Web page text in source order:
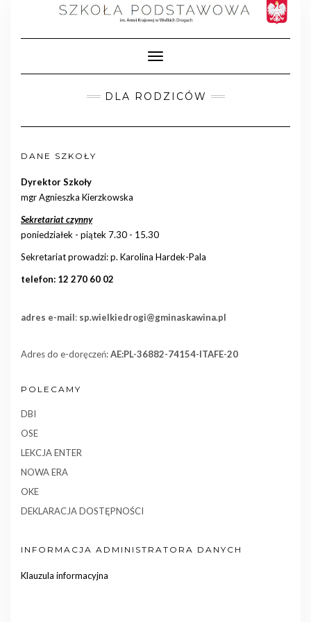
Toggle Navigation
DLA RODZICÓW
DANE SZKOŁY
Dyrektor Szkoły
mgr Agnieszka Kierzkowska
Sekretariat czynny
poniedziałek - piątek 7.30 - 15.30
Sekretariat prowadzi: p. Karolina Hardek-Pala
telefon: 12 270 60 02
adres e-mail: sp.wielkiedrogi@gminaskawina.pl
Adres do e-doręczeń:AE:PL-36882-74154-ITAFE-20
POLECAMY
DBI
OSE
LEKCJA ENTER
NOWA ERA
OKE
DEKLARACJA DOSTĘPNOŚCI
INFORMACJA ADMINISTRATORA DANYCH
Klauzula informacyjna